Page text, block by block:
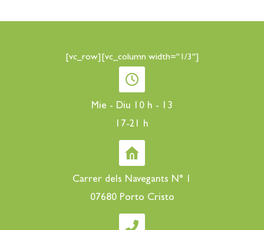
[vc_row][vc_column width="1/3"]
Mie - Diu 10 h - 13
17-21 h
Carrer dels Navegants N° 1
07680 Porto Cristo